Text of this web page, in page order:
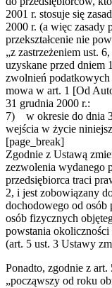
2001 r. stosuje się
2000 r. (a więc zasady
przekształcenie nie
„z zastrzeżeniem ust.
uzyskane przed dniem
zwolnień
mowa w art. 1 [Od
31 grudnia 2000 r.:
7) w okresie do dnia
wejścia w życie
[page_break]
Zgodnie z Ustawą
zezwolenia wydanego
przedsiębiorca traci
2, i jest zobowiązany
dochodowego od
osób fizycznych
powstania okoliczności
(art. 5 ust. 3 Ustawy
Ponadto, zgodnie z
„począwszy od roku